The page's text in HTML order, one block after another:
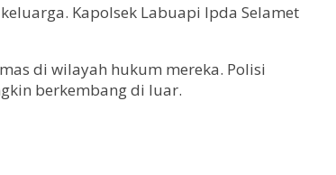
Kapolsek Labuapi Ipda Selamet
di wilayah hukum mereka. Polisi
berkembang di luar.